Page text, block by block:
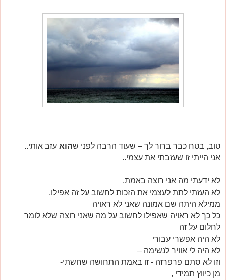
טוב, בטח כבר ברור לך – שעוד הרבה לפני שהוא עזב אותי..
אני הייתי זו שעזבתי את עצמי..
לא ידעתי מה אני רוצה באמת,
לא העזתי לתת לעצמי את הזכות לחשוב על זה אפילו,
ממילא היתה שם אמונה שאני לא ראויה
כל כך לא ראויה שאפילו לחשוב על מה שאני רוצה שלא לומר
לחלום על זה
לא היה אפשרי עבורי
לא היה לי אוויר לנשימה –
וזו לא סתם פרפרזה - זו באמת התחושה שחשתי-
מן כיווץ תמידי ,